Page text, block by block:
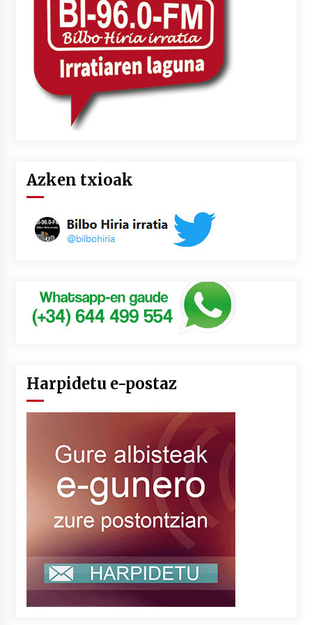
2026/07/03
MUSIBLA #297: Bide, Boards Of Canada, Somak,
Tiga, Twisted Teens, Underscores, Habia
2026/07/02
Azken txioak
Harpidetu e-postaz